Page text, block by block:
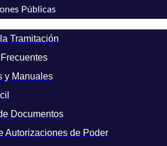
Públicas
Tramitación
y Manuales
Documentos
Autorizaciones de Poder